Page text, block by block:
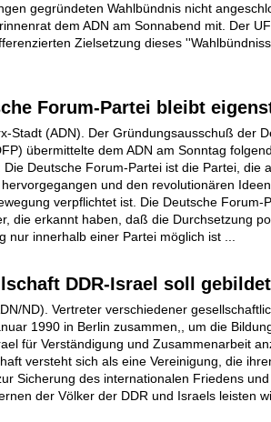
gegründeten Wahlbündnis nicht
dem ADN am Sonnabend mit. Der
Zielsetzung dieses
Forum-Partei bleibt
Stadt (ADN). Der Gründungsausschuß der
übermittelte dem ADN am Sonntag
Die Deutsche Forum-Partei ist die Partei, die
und den revolutionären
verpflichtet ist. Die Deutsche Forum-
die erkannt haben, daß die Durchsetzung
nur innerhalb einer Partei möglich ist ...
DDR-Israel soll
ND). Vertreter verschiedener
1990 in Berlin zusammen,, um die
für Verständigung und Zusammenarbeit
versteht sich als eine Vereinigung, die
Sicherung des internationalen Friedens
der Völker der DDR und Israels leisten